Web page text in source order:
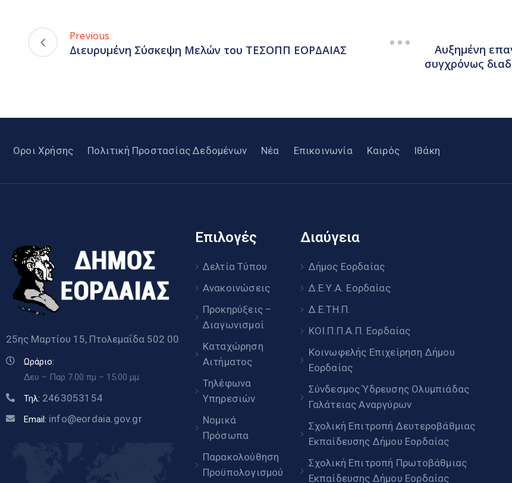
Previous
Διευρυμένη Σύσκεψη Μελών του ΤΕΣΟΠΠ ΕΟΡΔΑΙΑΣ
Αυξημένη
συγχρόνως
Οροι Χρήσης Πολιτική Προστασίας Δεδομένων Νέα Επικοινωνία Καιρός Ιθάκη
25ης Μαρτίου 15, Πτολεμαΐδα 502 00
Ωράριο:
Δευ – Παρ 7.00 πμ – 15.00 μμ
Τηλ: 2463053154
Email: info@eordaia.gov.gr
Επιλογές
Δελτία Τύπου
Ανακοινώσεις
Προκηρύξεις –
Διαγωνισμοί
Καταχώρηση
Αιτήματος
Τηλέφωνα
Υπηρεσιών
Νομικά
Πρόσωπα
Παρακολούθηση
Προϋπολογισμού
Διαύγεια
Δήμος Εορδαίας
Δ.Ε.Υ.Α. Εορδαίας
Δ.Ε.ΤΗ.Π.
ΚΟΙ.Π.Π.Α.Π. Εορδαίας
Κοινωφελής Επιχείρηση Δήμου
Εορδαίας
Σύνδεσμος Ύδρευσης Ολυμπιάδας
Γαλάτειας Αναργύρων
Σχολική Επιτροπή Δευτεροβάθμιας
Εκπαίδευσης Δήμου Εορδαίας
Σχολική Επιτροπή Πρωτοβάθμιας
Εκπαίδευσης Δήμου Εορδαίας